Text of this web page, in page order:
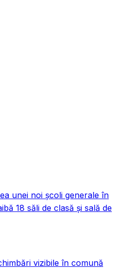
unei noi școli generale în
18 săli de clasă și sală de
vizibile în comună